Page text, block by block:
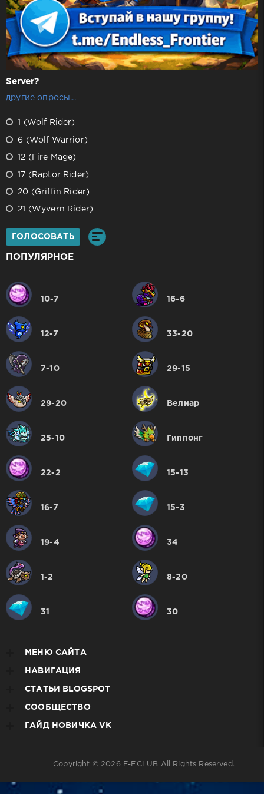
Server?
другие опросы...
1 (Wolf Rider)
6 (Wolf Warrior)
12 (Fire Mage)
17 (Raptor Rider)
20 (Griffin Rider)
21 (Wyvern Rider)
ГОЛОСОВАТЬ
ПОПУЛЯРНОЕ
10-7 16-6
12-7 33-20
7-10 29-15
29-20 Велиар
25-10 Гиппонг
22-2 15-13
16-7 15-3
19-4 34
1-2 8-20
31 30
МЕНЮ САЙТА
НАВИГАЦИЯ
СТАТЬИ BLOGSPOT
СООБЩЕСТВО
ГАЙД НОВИЧКА VK
Copyright © 2026 E-F.CLUB All Rights Reserved.